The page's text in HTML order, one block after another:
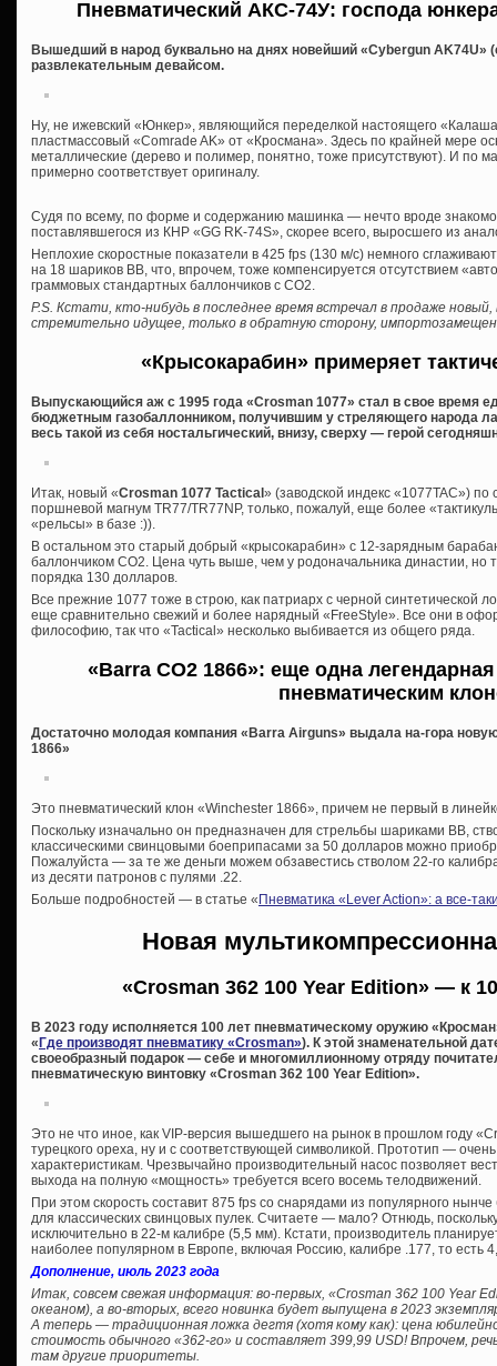
Пневматический АКС-74У: господа
Вышедший в народ буквально на днях новейший «Cybergun AK74U»
развлекательным девайсом.
Ну, не ижевский «Юнкер», являющийся переделкой настоящего
пластмассовый «Comrade AK» от «Кросмана». Здесь по крайней мере
металлические (дерево и полимер, понятно, тоже присутствуют). И по
примерно соответствует оригиналу.
Судя по всему, по форме и содержанию машинка — нечто вроде
поставлявшегося из КНР «GG RK-74S», скорее всего, выросшего из
Неплохие скоростные показатели в 425 fps (130 м/с) немного
на 18 шариков ВВ, что, впрочем, тоже компенсируется отсутствием
граммовых стандартных баллончиков с СО2.
P.S. Кстати, кто-нибудь в последнее время встречал в продаже
стремительно идущее, только в обратную сторону,
«Крысокарабин» примеряет
Выпускающийся аж с 1995 года «Crosman 1077» стал в свое время
бюджетным газобаллонником, получившим у стреляющего народа
весь такой из себя ностальгический, внизу, сверху — герой
Итак, новый «Crosman 1077 Tactical» (заводской индекс «1077TAC»)
поршневой магнум TR77/TR77NP, только, пожалуй, еще более
«рельсы» в базе :)).
В остальном это старый добрый «крысокарабин» с 12-зарядным
баллончиком СО2. Цена чуть выше, чем у родоначальника династии, но
порядка 130 долларов.
Все прежние 1077 тоже в строю, как патриарх с черной синтетической
еще сравнительно свежий и более нарядный «FreeStyle». Все они в
философию, так что «Tactical» несколько выбивается из общего ряда.
«Barra CO2 1866»: еще одна
пневматическим
Достаточно молодая компания «Barra Airguns» выдала на-гора
1866»
Это пневматический клон «Winchester 1866», причем не первый в
Поскольку изначально он предназначен для стрельбы шариками ВВ,
классическими свинцовыми боеприпасами за 50 долларов можно
Пожалуйста — за те же деньги можем обзавестись стволом 22-го
из десяти патронов с пулями .22.
Больше подробностей — в статье «Пневматика «Lever Action»: а все-
Новая
«Crosman 362 100 Year Edition» — к
В 2023 году исполняется 100 лет пневматическому оружию
« Где производят пневматику «Crosman»). К этой знаменательной
своеобразный подарок — себе и многомиллионному отряду
пневматическую винтовку «Crosman 362 100 Year Edition».
Это не что иное, как VIP-версия вышедшего на рынок в прошлом году
турецкого ореха, ну и с соответствующей символикой. Прототип —
характеристикам. Чрезвычайно производительный насос позволяет
выхода на полную «мощность» требуется всего восемь телодвижений.
При этом скорость составит 875 fps со снарядами из популярного
для классических свинцовых пулек. Считаете — мало? Отнюдь,
исключительно в 22-м калибре (5,5 мм). Кстати, производитель
наиболее популярном в Европе, включая Россию, калибре .177, то есть
Дополнение, июль 2023 года
Итак, совсем свежая информация: во-первых, «Crosman 362 100 Year
океаном), а во-вторых, всего новинка будет выпущена в 2023
А теперь — традиционная ложка дегтя (хотя кому как): цена
стоимость обычного «362-го» и составляет 399,99 USD! Впрочем,
там другие приоритеты.